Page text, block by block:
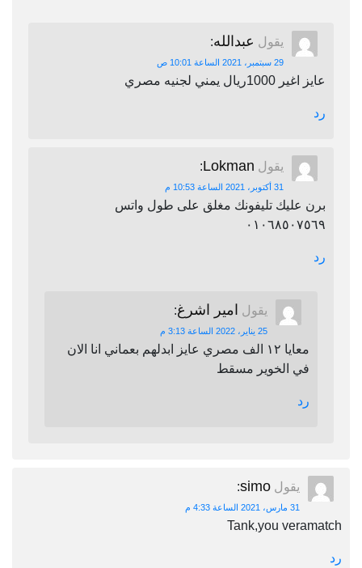
يقول عبدالله:
29 سبتمبر، 2021 الساعة 10:01 ص
عايز اغير 1000ريال يمني لجنيه مصري
رد
يقول Lokman
:
31 أكتوبر، 2021 الساعة 10:53 م
برن عليك تليفونك مغلق على طول واتس
٠١٠٦٨٥٠٧٥٦٩
رد
يقول امير اشرغ:
25 يناير، 2022 الساعة 3:13 م
معايا ١٢ الف مصري عايز ابدلهم بعماني انا الان
في الخوير مسقط
رد
يقول simo
:
31 مارس، 2021 الساعة 4:33 م
Tank,you veramatch
رد